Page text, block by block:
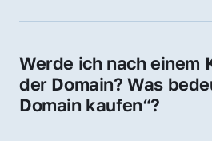
Werde ich nach einem
der Domain? Was
Domain kaufen“?